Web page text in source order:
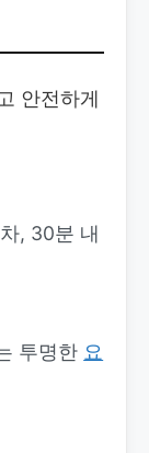
안전하게
, 30분 내
투명한 요